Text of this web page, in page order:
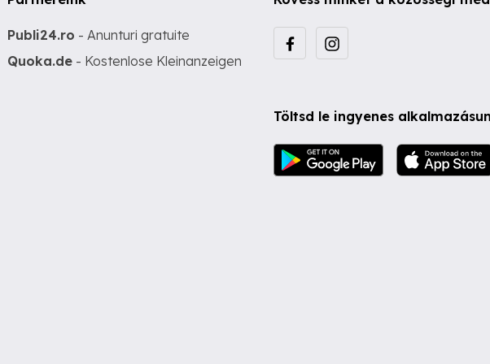
Publi24.ro - Anunturi gratuite
Quoka.de - Kostenlose Kleinanzeigen
Töltsd le ingyenes